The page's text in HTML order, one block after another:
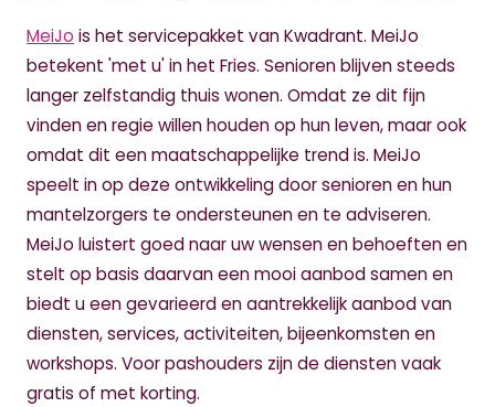
MeiJo is het servicepakket van Kwadrant. MeiJo
betekent 'met u' in het Fries. Senioren blijven steeds
langer zelfstandig thuis wonen. Omdat ze dit fijn
vinden en regie willen houden op hun leven, maar ook
omdat dit een maatschappelijke trend is. MeiJo
speelt in op deze ontwikkeling door senioren en hun
mantelzorgers te ondersteunen en te adviseren.
MeiJo luistert goed naar uw wensen en behoeften en
stelt op basis daarvan een mooi aanbod samen en
biedt u een gevarieerd en aantrekkelijk aanbod van
diensten, services, activiteiten, bijeenkomsten en
workshops. Voor pashouders zijn de diensten vaak
gratis of met korting.